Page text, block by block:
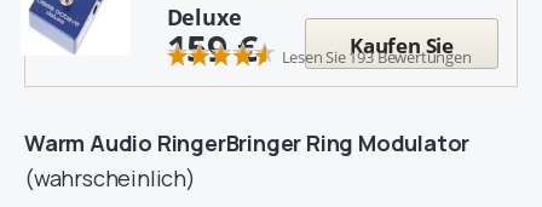
Deluxe
Lesen Sie 193 Bewertungen
159 € Kaufen Sie
Warm Audio RingerBringer Ring Modulator
(wahrscheinlich)